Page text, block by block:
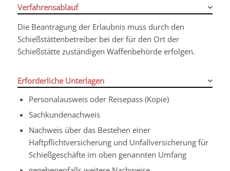
Verfahrensablauf
Die Beantragung der Erlaubnis muss durch den
Schießstättenbetreiber bei der für den Ort der
Schießstätte zuständigen Waffenbehörde erfolgen.
Erforderliche Unterlagen
Personalausweis oder Reisepass (Kopie)
Sachkundenachweis
Nachweis über das Bestehen einer
Haftpflichtversicherung und Unfallversicherung für
Schießgeschäfte im oben genannten Umfang